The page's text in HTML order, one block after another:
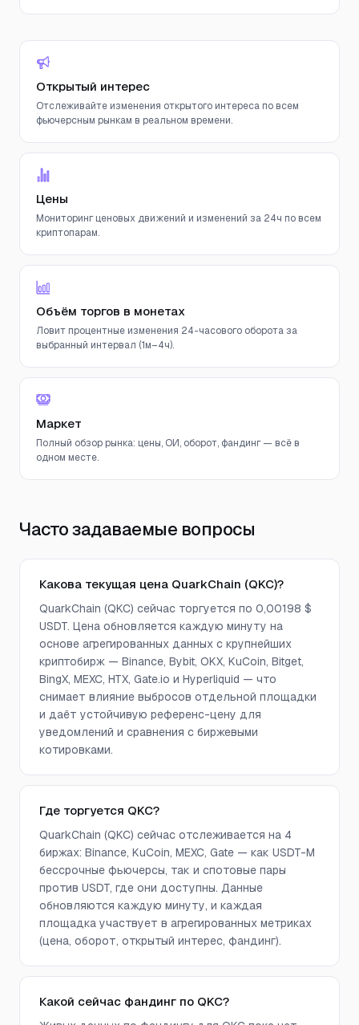
Открытый интерес
Отслеживайте изменения открытого интереса по всем
фьючерсным рынкам в реальном времени.
Цены
Мониторинг ценовых движений и изменений за 24ч по всем
криптопарам.
Объём торгов в монетах
Ловит процентные изменения 24-часового оборота за
выбранный интервал (1м–4ч).
Маркет
Полный обзор рынка: цены, ОИ, оборот, фандинг — всё в
одном месте.
Часто задаваемые вопросы
Какова текущая цена QuarkChain (QKC)?
QuarkChain (QKC) сейчас торгуется по 0,00198 $
USDT. Цена обновляется каждую минуту на
основе агрегированных данных с крупнейших
криптобирж — Binance, Bybit, OKX, KuCoin, Bitget,
BingX, MEXC, HTX, Gate.io и Hyperliquid — что
снимает влияние выбросов отдельной площадки
и даёт устойчивую референс-цену для
уведомлений и сравнения с биржевыми
котировками.
Где торгуется QKC?
QuarkChain (QKC) сейчас отслеживается на 4
биржах: Binance, KuCoin, MEXC, Gate — как USDT-M
бессрочные фьючерсы, так и спотовые пары
против USDT, где они доступны. Данные
обновляются каждую минуту, и каждая
площадка участвует в агрегированных метриках
(цена, оборот, открытый интерес, фандинг).
Какой сейчас фандинг по QKC?